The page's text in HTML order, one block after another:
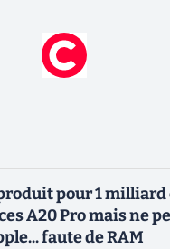
pour 1 milliard
A20 Pro mais ne
faute de RAM